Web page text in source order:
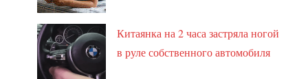
Китаянка на 2 часа застряла ногой
в руле собственного автомобиля